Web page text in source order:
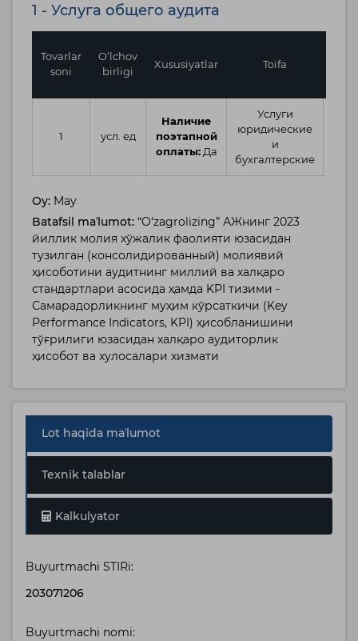
1 - Услуга общего аудита
Tovarlar
soni
O‘lchov
birligi
Xususiyatlar Toifa
1 усл. ед
Наличие
поэтапной
оплаты:Да
Услуги
юридические
и
бухгалтерские
Oy: May
Batafsil maʼlumot: “O‘zagrolizing” АЖнинг 2023
йиллик молия хўжалик фаолияти юзасидан
тузилган (консолидированный) молиявий
ҳисоботини аудитнинг миллий ва халқаро
стандартлари асосида ҳамда KPI тизими -
Самарадорликнинг муҳим кўрсаткичи (Key
Performance Indicators, KPI) ҳисобланишини
тўғрилиги юзасидан халқаро аудиторлик
ҳисобот ва хулосалари хизмати
Lot haqida maʼlumot
Texnik talablar
Kalkulyator
Buyurtmachi STIRi:
203071206
Buyurtmachi nomi: